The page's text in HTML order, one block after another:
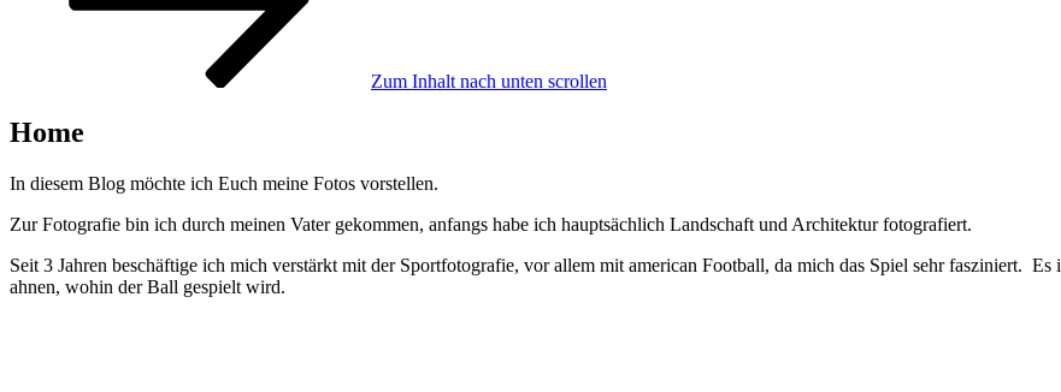
Zum Inhalt nach unten scrollen
Home
In diesem Blog möchte ich Euch meine Fotos vorstellen.
Zur Fotografie bin ich durch meinen Vater gekommen, anfangs habe ich hauptsächlich Landschaft und Architektur fotografiert.
Seit 3 Jahren beschäftige ich mich verstärkt mit der Sportfotografie, vor allem mit american Football, da mich das Spiel sehr fasziniert.
ahnen, wohin der Ball gespielt wird.